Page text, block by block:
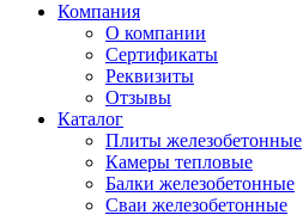
Компания
О компании
Сертификаты
Реквизиты
Отзывы
Каталог
Плиты железобетонные
Камеры тепловые
Балки железобетонные
Сваи железобетонные